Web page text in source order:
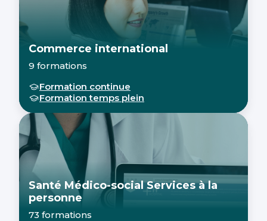
Commerce international
9 formations
Formation continue
Formation temps plein
Santé Médico-social Services à la
personne
73 formations